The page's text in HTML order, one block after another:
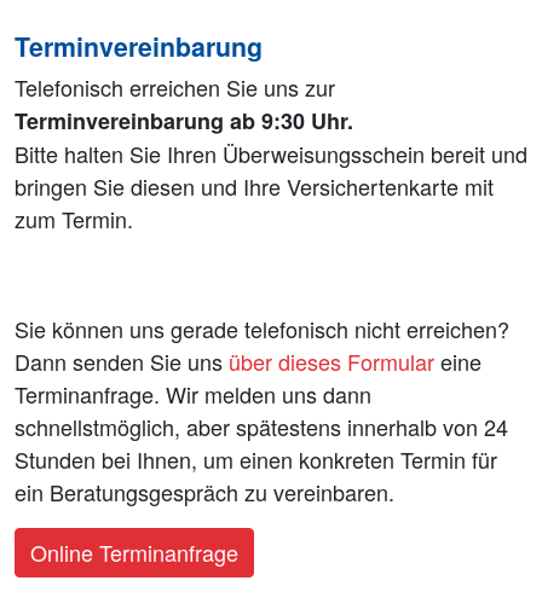
Terminvereinbarung
Telefonisch erreichen Sie uns zur
Terminvereinbarung ab 9:30 Uhr.
Bitte halten Sie Ihren Überweisungsschein bereit und
bringen Sie diesen und Ihre Versichertenkarte mit
zum Termin.
Sie können uns gerade telefonisch nicht erreichen?
Dann senden Sie uns über dieses Formulareine
Terminanfrage. Wir melden uns dann
schnellstmöglich, aber spätestens innerhalb von 24
Stunden bei Ihnen, um einen konkreten Termin für
ein Beratungsgespräch zu vereinbaren.
Online Terminanfrage